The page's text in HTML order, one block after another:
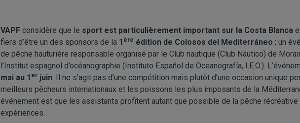
VAPF considère que le sport est particulièrement important sur la Costa Blanca
fiers d’être un des sponsors de la 1 ère édition de Colosos del Mediterráneo ; un
de pêche hauturière responsable organisé par le Club nautique (Club Náutico) de
l’Institut espagnol d’océanographie (Instituto Español de Oceanografía, I.E.O.).
mai au 1 er juin. Il ne s’agit pas d’une compétition mais plutôt d’une occasion unique
meilleurs pêcheurs internationaux et les poissons les plus imposants de la
événement est que les assistants profitent autant que possible de la pêche récréative
expériences.